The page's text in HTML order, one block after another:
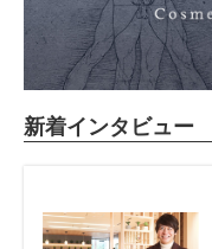
新着インタビュー